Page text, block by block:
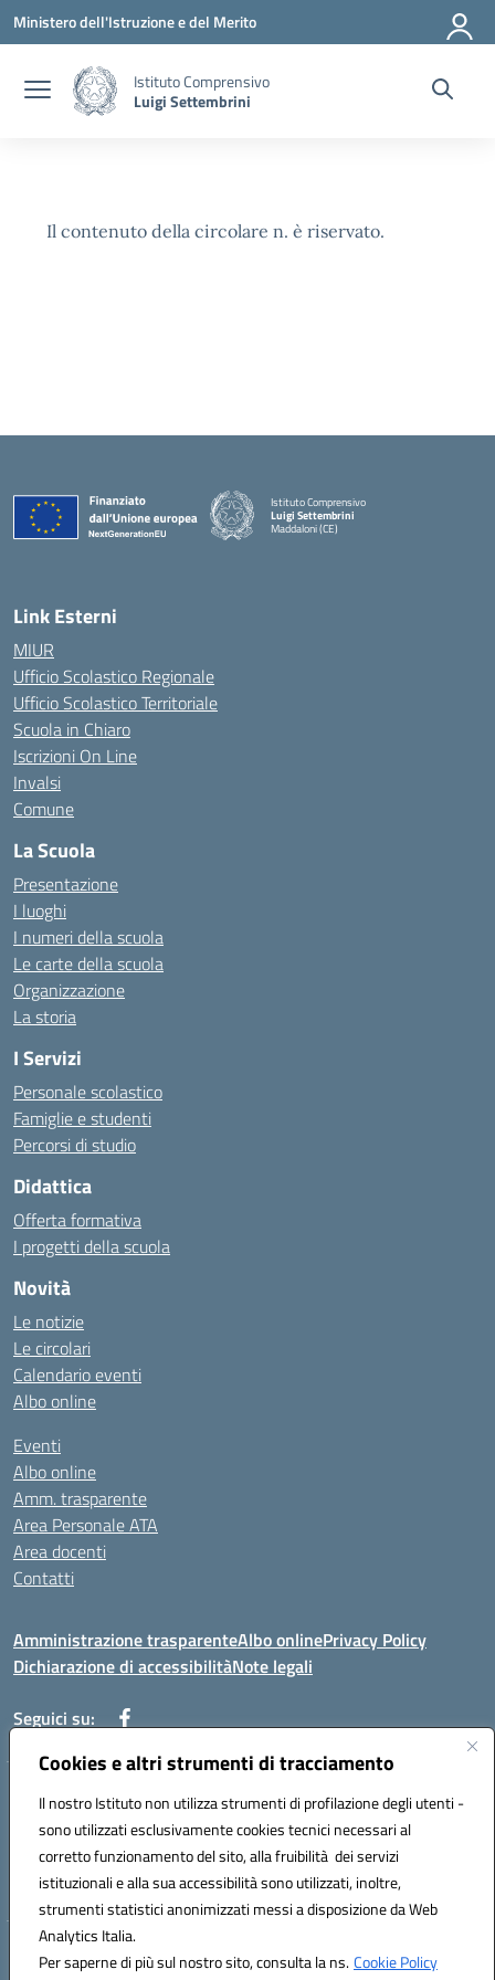
Cookies e altri strumenti di tracciamento
Il nostro Istituto non utilizza strumenti di profilazione degli utenti -
sono utilizzati esclusivamente cookies tecnici necessari al
corretto funzionamento del sito, alla fruibilità dei servizi
istituzionali e alla sua accessibilità sono utilizzati, inoltre,
strumenti statistici anonimizzati messi a disposizione da Web
Analytics Italia.
Per saperne di più sul nostro sito, consulta la ns.Cookie Policy
Vai ai contenuti
Vai al menu di navigazione
Vai al footer
Ministero dell'Istruzione e del Merito
Istituto Comprensivo
Luigi Settembrini
Il contenuto della circolare n. è riservato.
Istituto Comprensivo
Luigi Settembrini
Maddaloni (CE)
Link Esterni
MIUR
Ufficio Scolastico Regionale
Ufficio Scolastico Territoriale
Scuola in Chiaro
Iscrizioni On Line
Invalsi
Comune
La Scuola
Presentazione
I luoghi
I numeri della scuola
Le carte della scuola
Organizzazione
La storia
I Servizi
Personale scolastico
Famiglie e studenti
Percorsi di studio
Didattica
Offerta formativa
I progetti della scuola
Novità
Le notizie
Le circolari
Calendario eventi
Albo online
Eventi
Albo online
Amm. trasparente
Area Personale ATA
Area docenti
Contatti
Amministrazione trasparenteAlbo onlinePrivacy Policy
Dichiarazione di accessibilitàNote legali
Seguici su:
Indirizzo: VIA BRECCIAME, 46 - 81024 MADDALONI (CE)
Mail: CEIC8AU001@istruzione.it - Pec: CEIC8AU001@pec.istruzione.it -
Telefono: 0823408721
Meccanografico: CEIC8AU001
Codice fiscale: 93086080616
Hosting & Powered by 3D Solution S.r.l.